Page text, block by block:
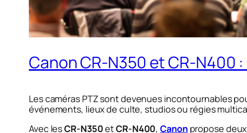
Canon CR-N350 et CR-N400
Les caméras PTZ sont devenues incontournables
événements, lieux de culte, studios ou régies
Avec lesCR-N350etCR-N400,Canon propose